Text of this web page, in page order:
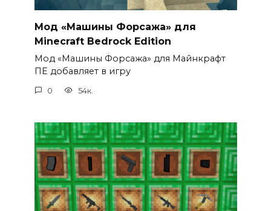
Мод «Машины Форсажа» для
Minecraft Bedrock Edition
Мод «Машины Форсажа» для Майнкрафт
ПЕ добавляет в игру
0 54к.